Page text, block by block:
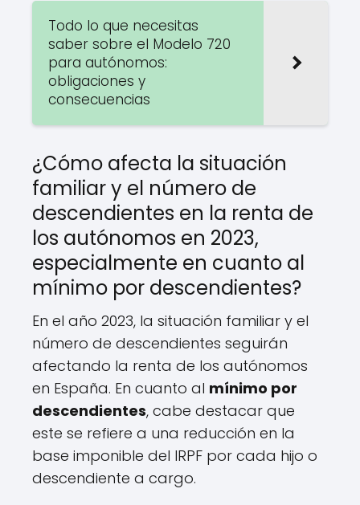
Todo lo que necesitas
saber sobre el Modelo 720
para autónomos:
obligaciones y
consecuencias
¿Cómo afecta la situación
familiar y el número de
descendientes en la renta de
los autónomos en 2023,
especialmente en cuanto al
mínimo por descendientes?
En el año 2023, la situación familiar y el
número de descendientes seguirán
afectando la renta de los autónomos
en España. En cuanto al mínimo por
descendientes, cabe destacar que
este se refiere a una reducción en la
base imponible del IRPF por cada hijo o
descendiente a cargo.